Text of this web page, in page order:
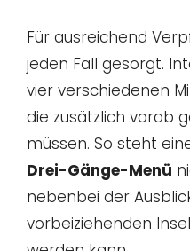
Für ausreichend
jeden Fall gesorgt.
vier verschiedenen
die zusätzlich vorab
müssen. So steht
Drei-Gänge-Menü
nebenbei der
vorbeiziehenden